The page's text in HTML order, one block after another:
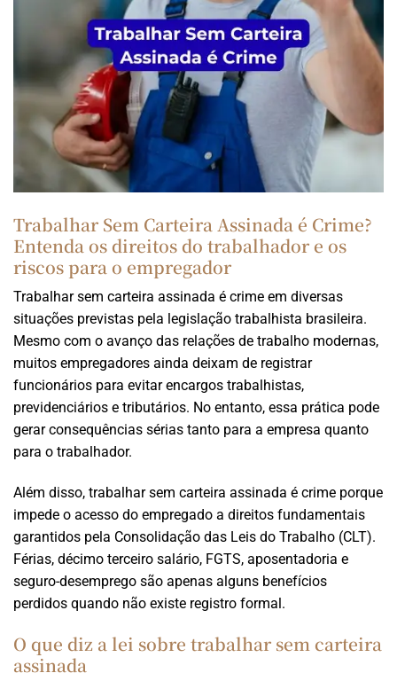
Trabalhar Sem Carteira Assinada é Crime?
Entenda os direitos do trabalhador e os
riscos para o empregador
Trabalhar sem carteira assinada é crime em diversas
situações previstas pela legislação trabalhista brasileira.
Mesmo com o avanço das relações de trabalho modernas,
muitos empregadores ainda deixam de registrar
funcionários para evitar encargos trabalhistas,
previdenciários e tributários. No entanto, essa prática pode
gerar consequências sérias tanto para a empresa quanto
para o trabalhador.
Além disso, trabalhar sem carteira assinada é crime porque
impede o acesso do empregado a direitos fundamentais
garantidos pela Consolidação das Leis do Trabalho (CLT).
Férias, décimo terceiro salário, FGTS, aposentadoria e
seguro-desemprego são apenas alguns benefícios
perdidos quando não existe registro formal.
O que diz a lei sobre trabalhar sem carteira
assinada